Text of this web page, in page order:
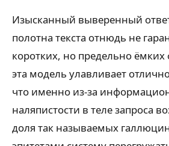
Изысканный выверенный
полотна текста отнюдь не
коротких, но предельно
эта модель улавливает
что именно из-за
наляпистости в теле запроса
доля так называемых